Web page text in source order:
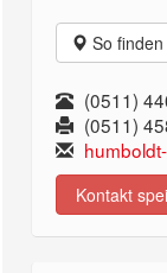
So
(0511)
(0511)
Kontakt